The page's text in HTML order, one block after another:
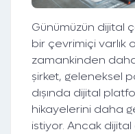
Günümüzün dijital
bir çevrimiçi varlık
zamankinden
şirket, geleneksel
dışında dijital
hikayelerini daha
istiyor. Ancak